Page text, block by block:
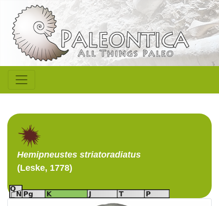
Hemipneustes striatoradiatus
(Leske, 1778)